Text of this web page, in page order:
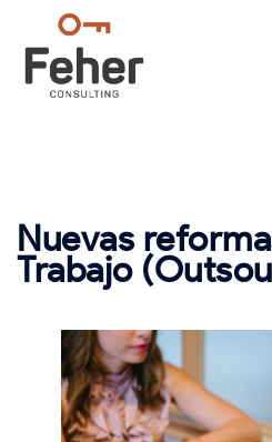
contenido
Nuevas
Trabajo